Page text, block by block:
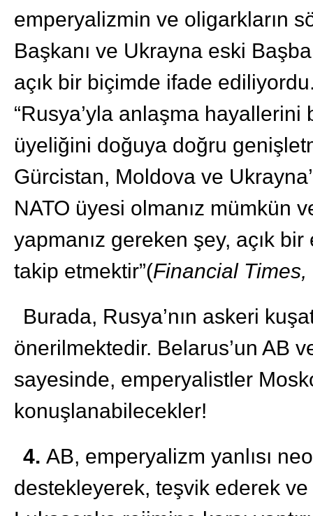
emperyalizmin ve oligarkların
Başkanı ve Ukrayna eski
açık bir biçimde ifade
“Rusya’yla anlaşma hayallerini
üyeliğini doğuya doğru
Gürcistan, Moldova ve
NATO üyesi olmanız mümkün
yapmanız gereken şey, açık
takip etmektir”(Financial Times,
Burada, Rusya’nın askeri
önerilmektedir. Belarus’un AB
sayesinde, emperyalistler
konuşlanabilecekler!
4. AB, emperyalizm yanlısı
destekleyerek, teşvik ederek